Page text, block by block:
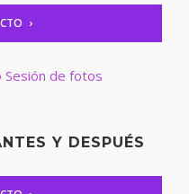
Y DESPUÉS